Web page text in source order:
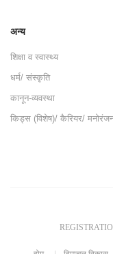
अन्य
शिक्षा व स्वास्थ्य
धर्म/ संस्कृति
कानून-व्यवस्था
किड्स (विशेष)/ कैरियर/